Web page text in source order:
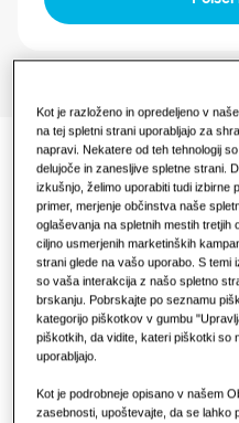
Restavracija
Pisarna
Trajnost
One Samsung
Izjava o skladnosti
Download
Kot je razloženo in opredeljeno v
na tej spletni strani uporabljajo za
napravi. Nekatere od teh tehnologij
delujoče in zanesljive spletne strani.
izkušnjo, želimo uporabiti tudi izbirne
primer, merjenje občinstva naše
oglaševanja na spletnih mestih tretjih
ciljno usmerjenih marketinških
strani glede na vašo uporabo. S temi
so vaša interakcija z našo spletno
brskanju. Pobrskajte po seznamu
kategorijo piškotkov v gumbu
piškotkih, da vidite, kateri piškotki so
uporabljajo.
Kot je podrobneje opisano v našem
zasebnosti, upoštevajte, da se lahko